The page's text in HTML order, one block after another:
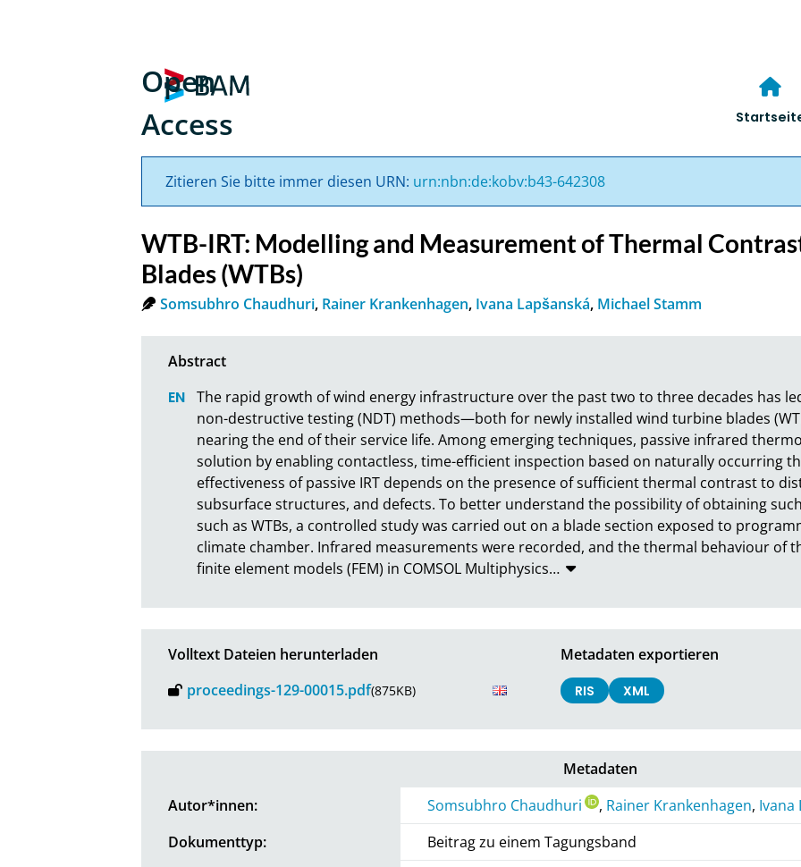
Open
Access
Zitieren Sie bitte immer diesen URN: urn:nbn:de:kobv:b43-642308
WTB-IRT: Modelling and Measurement of Thermal
Blades (WTBs)
Somsubhro Chaudhuri, Rainer Krankenhagen, Ivana Lapšanská, Michael Stamm
The rapid growth of wind energy infrastructure over the past two to three decades has
non-destructive testing (NDT) methods—both for newly installed wind turbine blades
nearing the end of their service life. Among emerging techniques, passive infrared
solution by enabling contactless, time-efficient inspection based on naturally occurring
effectiveness of passive IRT depends on the presence of sufficient thermal contrast to
subsurface structures, and defects. To better understand the possibility of obtaining
such as WTBs, a controlled study was carried out on a blade section exposed to
climate chamber. Infrared measurements were recorded, and the thermal behaviour of
finite element models (FEM) in COMSOL Multiphysics…
Volltext Dateien herunterladen
proceedings-129-00015.pdf(875KB)
Metadaten exportieren
RIS XML
Metadaten
Autor*innen:
Somsubhro Chaudhuri , Rainer Krankenhagen, Ivana
Dokumenttyp:
Beitrag zu einem Tagungsband